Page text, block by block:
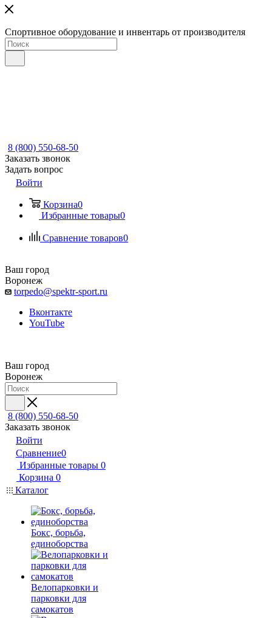
Спортивное оборудование и инвентарь от производителя
8 (800) 550-68-50
Заказать звонок
Задать вопрос
Войти
Корзина0
Избранные товары0
Сравнение товаров0
Ваш город
Воронеж
torpedo@spektr-sport.ru
Вконтакте
YouTube
Ваш город
Воронеж
8 (800) 550-68-50
Заказать звонок
Войти
Сравнение0
Избранные товары 0
Корзина 0
Каталог
Бокс, борьба,
единоборства
Велопарковки и
парковки для
самокатов